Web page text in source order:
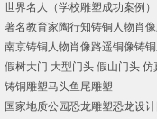
世界名人（学校雕塑成功案例）
著名教育家陶行知铸铜人物肖
南京铸铜人物肖像路遥铜像铸
假树大门 大型门头 假山门头 仿
铸铜雕塑马头鱼尾雕塑
国家地质公园恐龙雕塑恐龙设